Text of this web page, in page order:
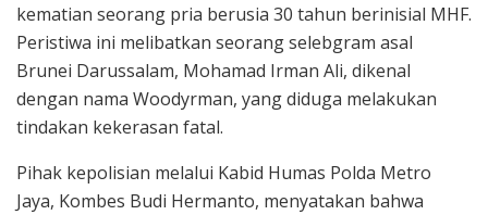
kematian seorang pria berusia 30 tahun berinisial MHF.
Peristiwa ini melibatkan seorang selebgram asal
Brunei Darussalam, Mohamad Irman Ali, dikenal
dengan nama Woodyrman, yang diduga melakukan
tindakan kekerasan fatal.
Pihak kepolisian melalui Kabid Humas Polda Metro
Jaya, Kombes Budi Hermanto, menyatakan bahwa